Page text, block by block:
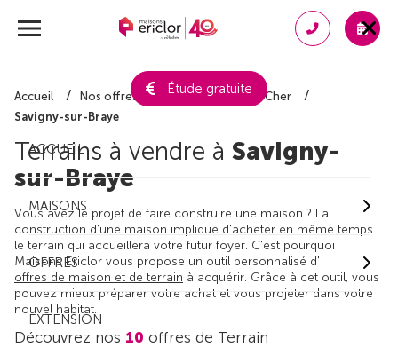
Étude gratuite
ACCUEIL
MAISONS
OFFRES
EXTENSION
Accueil Nos offres de terrain
Loir-et-Cher
Savigny-sur-Braye
Terrains à vendre à Savigny-
sur-Braye
Vous avez le projet de faire construire une maison ? La
construction d'une maison implique d'acheter en même temps
le terrain qui accueillera votre futur foyer. C'est pourquoi
Maisons Ericlor vous propose un outil personnalisé d'
offres de maison et de terrain à acquérir. Grâce à cet outil, vous
pouvez mieux préparer votre achat et vous projeter dans votre
nouvel habitat.
Découvrez nos 10 offres de Terrain